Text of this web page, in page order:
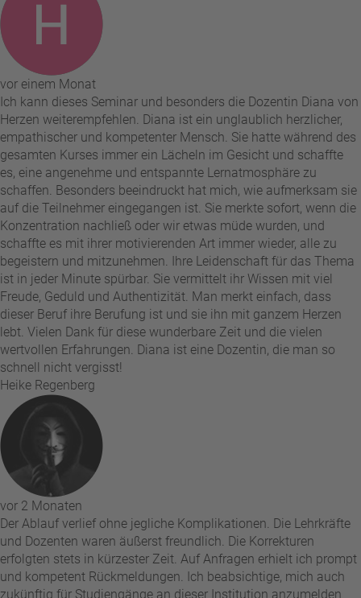
vor einem Monat
Ich kann dieses Seminar und besonders die Dozentin Diana von
Herzen weiterempfehlen. Diana ist ein unglaublich herzlicher,
empathischer und kompetenter Mensch. Sie hatte während des
gesamten Kurses immer ein Lächeln im Gesicht und schaffte
es, eine angenehme und entspannte Lernatmosphäre zu
schaffen. Besonders beeindruckt hat mich, wie aufmerksam sie
auf die Teilnehmer eingegangen ist. Sie merkte sofort, wenn die
Konzentration nachließ oder wir etwas müde wurden, und
schaffte es mit ihrer motivierenden Art immer wieder, alle zu
begeistern und mitzunehmen. Ihre Leidenschaft für das Thema
ist in jeder Minute spürbar. Sie vermittelt ihr Wissen mit viel
Freude, Geduld und Authentizität. Man merkt einfach, dass
dieser Beruf ihre Berufung ist und sie ihn mit ganzem Herzen
lebt. Vielen Dank für diese wunderbare Zeit und die vielen
wertvollen Erfahrungen. Diana ist eine Dozentin, die man so
schnell nicht vergisst!
Heike Regenberg
vor 2 Monaten
Der Ablauf verlief ohne jegliche Komplikationen. Die Lehrkräfte
und Dozenten waren äußerst freundlich. Die Korrekturen
erfolgten stets in kürzester Zeit. Auf Anfragen erhielt ich prompt
und kompetent Rückmeldungen. Ich beabsichtige, mich auch
zukünftig für Studiengänge an dieser Institution anzumelden